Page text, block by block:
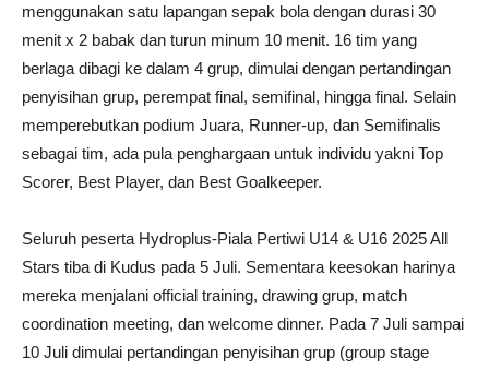
menggunakan satu lapangan sepak bola dengan durasi 30
menit x 2 babak dan turun minum 10 menit. 16 tim yang
berlaga dibagi ke dalam 4 grup, dimulai dengan pertandingan
penyisihan grup, perempat final, semifinal, hingga final. Selain
memperebutkan podium Juara, Runner-up, dan Semifinalis
sebagai tim, ada pula penghargaan untuk individu yakni Top
Scorer, Best Player, dan Best Goalkeeper.
Seluruh peserta Hydroplus-Piala Pertiwi U14 & U16 2025 All
Stars tiba di Kudus pada 5 Juli. Sementara keesokan harinya
mereka menjalani official training, drawing grup, match
coordination meeting, dan welcome dinner. Pada 7 Juli sampai
10 Juli dimulai pertandingan penyisihan grup (group stage